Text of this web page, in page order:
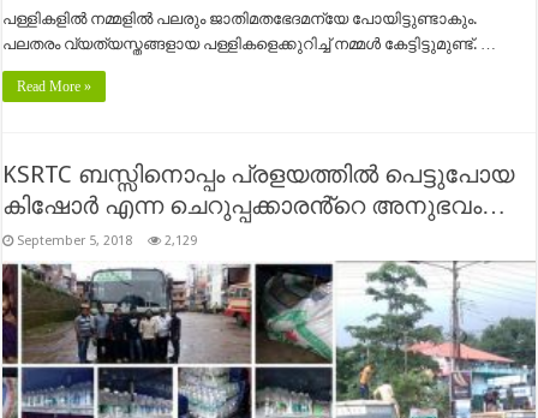
പള്ളികളിൽ നമ്മളിൽ പലരും ജാതിമതഭേദമന്യേ പോയിട്ടുണ്ടാകും.
പലതരം വ്യത്യസ്തങ്ങളായ പള്ളികളെക്കുറിച്ച് നമ്മൾ കേട്ടിട്ടുമുണ്ട്. …
Read More »
KSRTC ബസ്സിനൊപ്പം പ്രളയത്തിൽ പെട്ടുപോയ
കിഷോർ എന്ന ചെറുപ്പക്കാരൻ്റെ അനുഭവം…
September 5, 2018 2,129